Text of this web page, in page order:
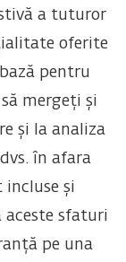
a tuturor
oferite
pentru
mergeți și
și la analiza
în afara
și
aceste sfaturi
pe una